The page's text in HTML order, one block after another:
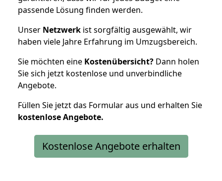
passende Lösung finden werden.
Unser Netzwerk ist sorgfältig ausgewählt, wir
haben viele Jahre Erfahrung im Umzugsbereich.
Sie möchten eine Kostenübersicht? Dann holen
Sie sich jetzt kostenlose und unverbindliche
Angebote.
Füllen Sie jetzt das Formular aus und erhalten Sie
kostenloseAngebote.
Kostenlose Angebote erhalten